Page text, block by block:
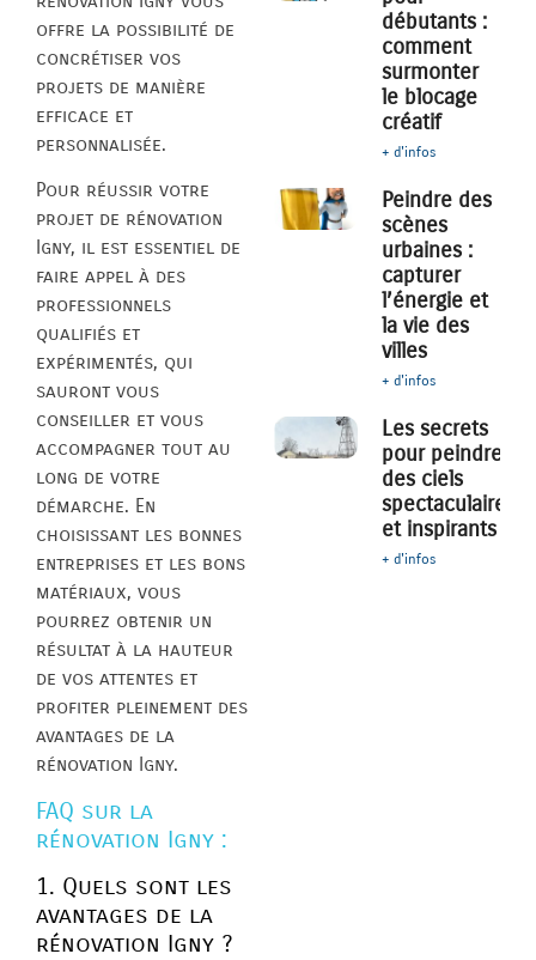
offre la possibilité de
concrétiser vos
projets de manière
efficace et
personnalisée.
Pour réussir votre
projet de rénovation
Igny, il est essentiel de
faire appel à des
professionnels
qualifiés et
expérimentés, qui
sauront vous
conseiller et vous
accompagner tout au
long de votre
démarche. En
choisissant les bonnes
entreprises et les bons
matériaux, vous
pourrez obtenir un
résultat à la hauteur
de vos attentes et
profiter pleinement des
avantages de la
rénovation Igny.
FAQ sur la
rénovation Igny :
1. Quels sont les
avantages de la
rénovation Igny ?
débutants :
comment
surmonter
le blocage
créatif
+ d'infos
Peindre des
scènes
urbaines :
capturer
l’énergie et
la vie des
villes
+ d'infos
Les secrets
pour peindre
des ciels
spectaculaires
et inspirants
+ d'infos